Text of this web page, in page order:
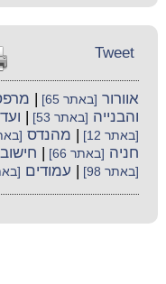
Tweet
אוורור [באתר 65]
והבנייה [באתר 53]
[באתר 12] מהנדס [באתר
חניה [באתר 66]
[באתר 98] עמודים